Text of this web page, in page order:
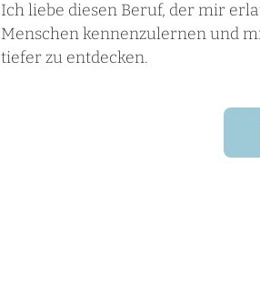
Ich liebe diesen Beruf, der mir
Menschen kennenzulernen und
tiefer zu entdecken.